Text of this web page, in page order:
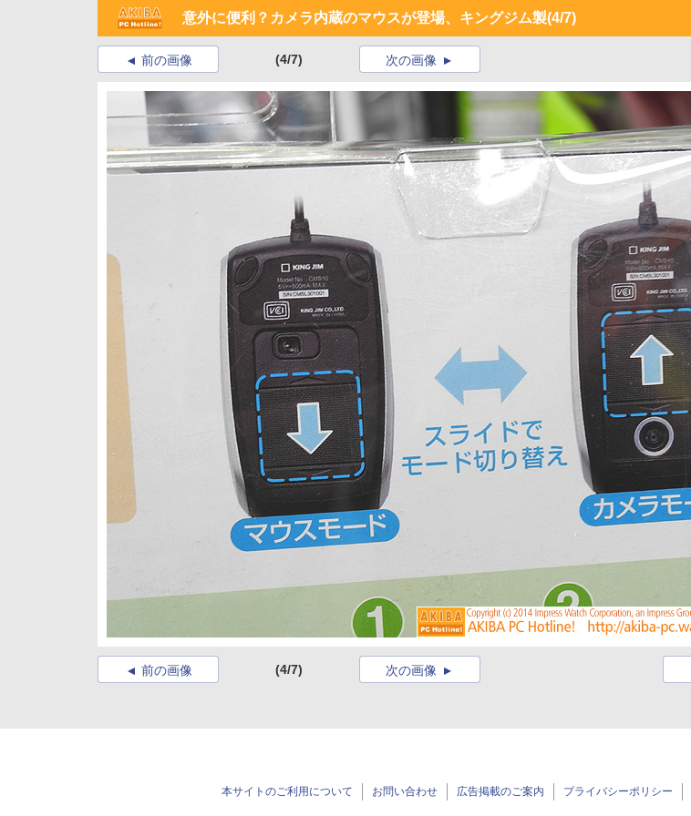
意外に便利？カメラ内蔵のマウスが登場、キングジム製(4/7)
前の画像 (4/7) 次の画像
前の画像 (4/7) 次の画像
本サイトのご利用について お問い合わせ 広告掲載のご案内 プライバシーポリシー